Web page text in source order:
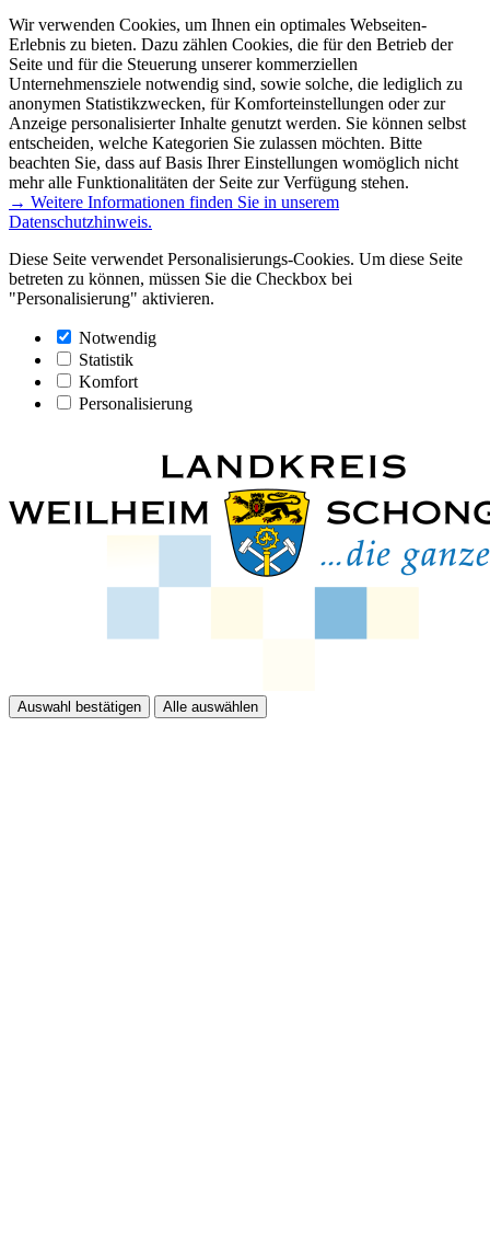
Wir verwenden Cookies, um Ihnen ein optimales Webseiten-
Erlebnis zu bieten. Dazu zählen Cookies, die für den Betrieb der
Seite und für die Steuerung unserer kommerziellen
Unternehmensziele notwendig sind, sowie solche, die lediglich zu
anonymen Statistikzwecken, für Komforteinstellungen oder zur
Anzeige personalisierter Inhalte genutzt werden. Sie können selbst
entscheiden, welche Kategorien Sie zulassen möchten. Bitte
beachten Sie, dass auf Basis Ihrer Einstellungen womöglich nicht
mehr alle Funktionalitäten der Seite zur Verfügung stehen.
→ Weitere Informationen finden Sie in unserem
Datenschutzhinweis.
Diese Seite verwendet Personalisierungs-Cookies. Um diese Seite
betreten zu können, müssen Sie die Checkbox bei
"Personalisierung" aktivieren.
Notwendig
Statistik
Komfort
Personalisierung
Auswahl bestätigen Alle auswählen